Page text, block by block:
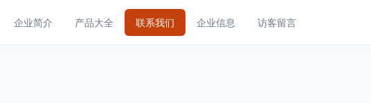
企业简介 产品大全 联系我们 企业信息 访客留言